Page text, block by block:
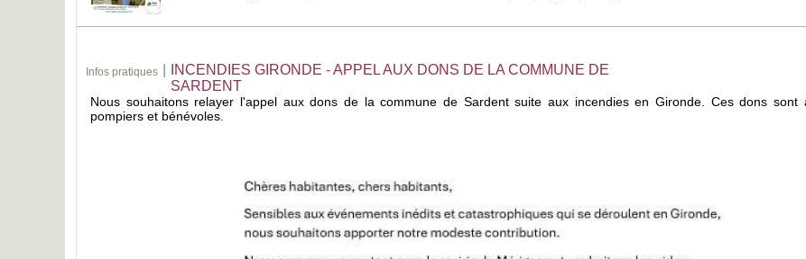
Infos pratiques
INCENDIES GIRONDE - APPEL AUX DONS DE LA COMMUNE DE
SARDENT
Nous souhaitons relayer l'appel aux dons de la commune de Sardent suite aux incendies en Gironde. Ces dons sont
pompiers et bénévoles.